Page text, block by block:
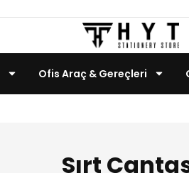
Ofis Araç & Gereçleri
Sırt